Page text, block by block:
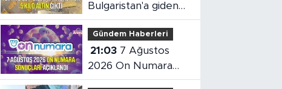
Bulgaristan'a giden
kamyonetten 5 kilo
altın çıktı
Gündem Haberleri
21:03
2026 On Numara
sonuçları açıklandı